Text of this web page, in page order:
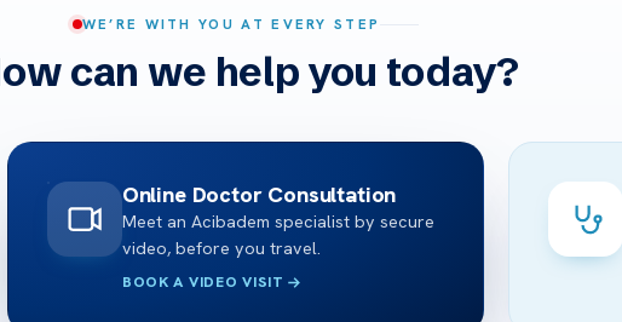
WE’RE WITH YOU AT EVERY STEP
can we help you today?
Online Doctor Consultation
Meet an Acibadem specialist by secure
video, before you travel.
BOOK A VIDEO VISIT